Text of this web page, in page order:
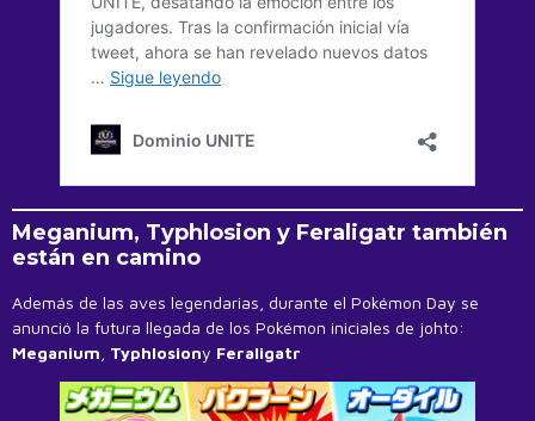
Meganium, Typhlosion y Feraligatr también
están en camino
Además de las aves legendarias, durante el Pokémon Day se
anunció la futura llegada de los Pokémon iniciales de johto:
Meganium Typhlosiony Feraligatr